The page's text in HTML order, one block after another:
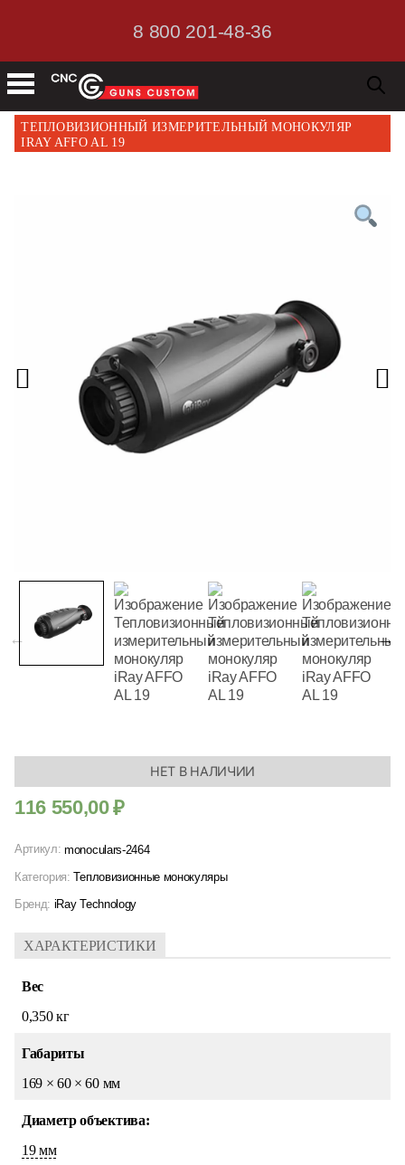
8 800 201-48-36
ТЕПЛОВИЗИОННЫЙ ИЗМЕРИТЕЛЬНЫЙ МОНОКУЛЯР
IRAY AFFO AL 19
НЕТ В НАЛИЧИИ
116 550,00₽
Артикул:monoculars-2464
Категория:Тепловизионные монокуляры
Бренд: iRay Technology
ХАРАКТЕРИСТИКИ
Вес
0,350 кг
Габариты
169 × 60 × 60 мм
Диаметр объектива:
19 мм